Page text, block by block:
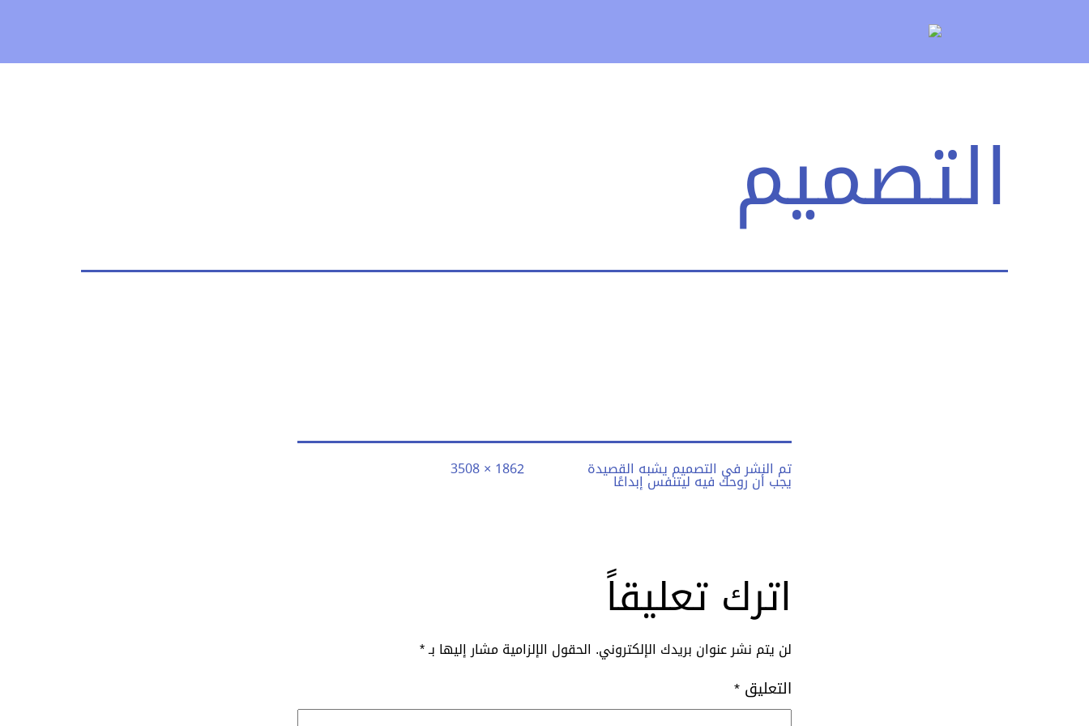
التصميم
تم النشر في التصميم يشبه القصيدة
يجب أن روحك فيه ليتنفس إبداعًا
الحجم
الكامل
1862 × 3508
اترك تعليقاً
لن يتم نشر عنوان بريدك الإلكتروني. الحقول الإلزامية مشار إليها بـ*
التعليق *